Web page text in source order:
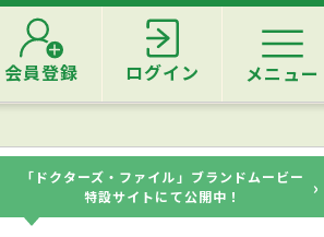
会員登録 ログイン メニュー
「ドクターズ・ファイル」ブランドムービー
特設サイトにて公開中！
›